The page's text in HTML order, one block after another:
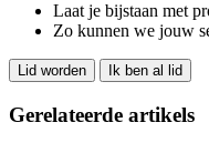
Laat je bijstaan met
Zo kunnen we jouw
Lid worden Ik ben al lid
Gerelateerde artikels